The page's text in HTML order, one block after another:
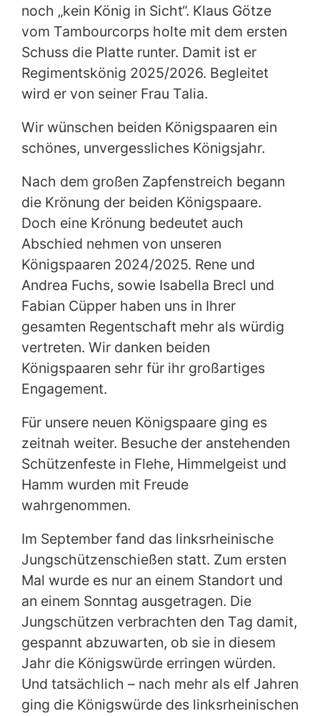
noch „kein König in Sicht“. Klaus Götze
vom Tambourcorps holte mit dem ersten
Schuss die Platte runter. Damit ist er
Regimentskönig 2025/2026. Begleitet
wird er von seiner Frau Talia.
Wir wünschen beiden Königspaaren ein
schönes, unvergessliches Königsjahr.
Nach dem großen Zapfenstreich begann
die Krönung der beiden Königspaare.
Doch eine Krönung bedeutet auch
Abschied nehmen von unseren
Königspaaren 2024/2025. Rene und
Andrea Fuchs, sowie Isabella Brecl und
Fabian Cüpper haben uns in Ihrer
gesamten Regentschaft mehr als würdig
vertreten. Wir danken beiden
Königspaaren sehr für ihr großartiges
Engagement.
Für unsere neuen Königspaare ging es
zeitnah weiter. Besuche der anstehenden
Schützenfeste in Flehe, Himmelgeist und
Hamm wurden mit Freude
wahrgenommen.
Im September fand das linksrheinische
Jungschützenschießen statt. Zum ersten
Mal wurde es nur an einem Standort und
an einem Sonntag ausgetragen. Die
Jungschützen verbrachten den Tag damit,
gespannt abzuwarten, ob sie in diesem
Jahr die Königswürde erringen würden.
Und tatsächlich – nach mehr als elf Jahren
ging die Königswürde des linksrheinischen